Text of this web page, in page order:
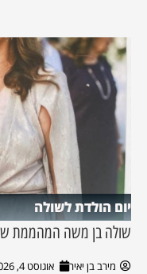
יום הולדת לשולה
שולה בן משה המהממת
מירב בן יאיר אוגוסט 4, 2026